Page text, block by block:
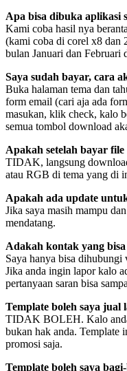
Apa bisa dibuka aplikasi
Kami coba hasil nya
(kami coba di corel x8 dan
bulan Januari dan Februari
Saya sudah bayar, cara
Buka halaman tema dan
form email (cari aja ada
masukan, klik check, kalo
semua tombol download
Apakah setelah bayar
TIDAK, langsung
atau RGB di tema yang di
Apakah ada update
Jika saya masih mampu
mendatang.
Adakah kontak yang
Saya hanya bisa dihubungi
Jika anda ingin lapor kalo
pertanyaan saran bisa
Template boleh saya jual
TIDAK BOLEH. Kalo
bukan hak anda. Template
promosi saja.
Template boleh saya